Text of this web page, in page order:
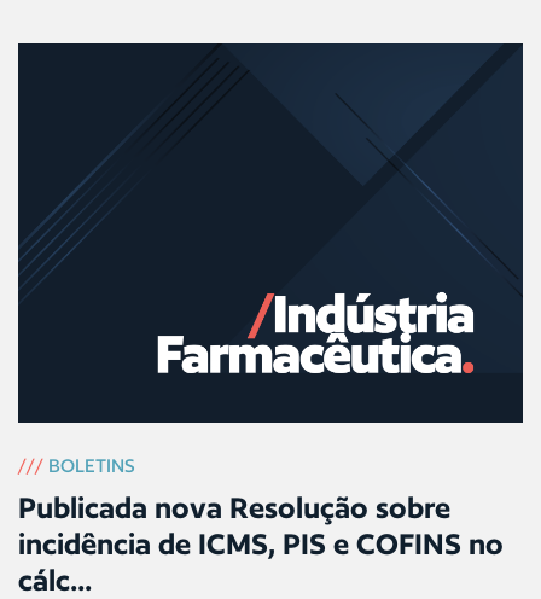
/// BOLETINS
Publicada nova Resolução sobre
incidência de ICMS, PIS e COFINS no
cálc...